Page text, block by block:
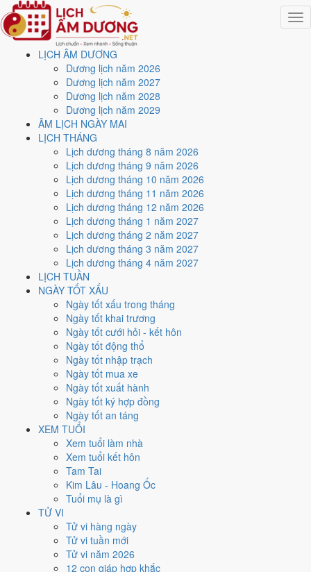
LỊCH ÂM DƯƠNG
Dương lịch năm 2026
Dương lịch năm 2027
Dương lịch năm 2028
Dương lịch năm 2029
ÂM LỊCH NGÀY MAI
LỊCH THÁNG
Lịch dương tháng 8 năm 2026
Lịch dương tháng 9 năm 2026
Lịch dương tháng 10 năm 2026
Lịch dương tháng 11 năm 2026
Lịch dương tháng 12 năm 2026
Lịch dương tháng 1 năm 2027
Lịch dương tháng 2 năm 2027
Lịch dương tháng 3 năm 2027
Lịch dương tháng 4 năm 2027
LỊCH TUẦN
NGÀY TỐT XẤU
Ngày tốt xấu trong tháng
Ngày tốt khai trương
Ngày tốt cưới hỏi - kết hôn
Ngày tốt động thổ
Ngày tốt nhập trạch
Ngày tốt mua xe
Ngày tốt xuất hành
Ngày tốt ký hợp đồng
Ngày tốt an táng
XEM TUỔI
Xem tuổi làm nhà
Xem tuổi kết hôn
Tam Tai
Kim Lâu - Hoang Ốc
Tuổi mụ là gì
TỬ VI
Tử vi hàng ngày
Tử vi tuần mới
Tử vi năm 2026
12 con giáp hợp khắc
Trang chủ
Lịch năm 2024
Tháng 11/2024
Ngày 24/11/2024 (Nhâm Thìn)
Xem ngày24/11/2024
dương lịch - Ngày 24/10 âm
lịch (Nhâm Thìn) tốt hay
Ngày 24/11/2024 dương lịch (Chủ Nhật) là ngày 24/10/2024 âm
, tức ngày Nhâm Thìn - Chi khắc Can, Trực Chấp, Sao Hư, nạp
âm Trường Lưu Thủy. Tổng hòa, đây là
trung bình6.0/10cho các việc quan trọng. Giờ Hoàng Đạo trong ngày:
Dần, Thìn, Tỵ, Thân, Dậu, Hợi.
Ngày Dương
Tháng 11 năm 2024
Tháng 10 âm năm 2024
Tiết Tiểu Tuyết
Ngày Nhâm Thìn có TrựcChấp (ngày nắm giữ, bắt giữ) và gặp Sao